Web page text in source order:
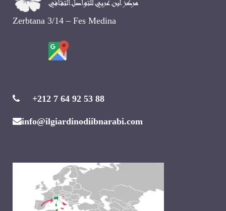
Zerbtana 3/14 – Fes Medina
+212 7 64 92 53 88
info@ilgiardinodiibnarabi.com